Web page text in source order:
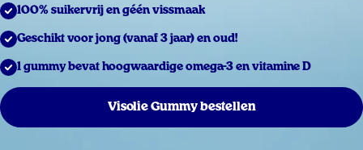
100% suikervrij en géén vissmaak
Geschikt voor jong (vanaf 3 jaar) en oud!
1 gummy bevat hoogwaardige omega-3 en vitamine D
Visolie Gummy bestellen